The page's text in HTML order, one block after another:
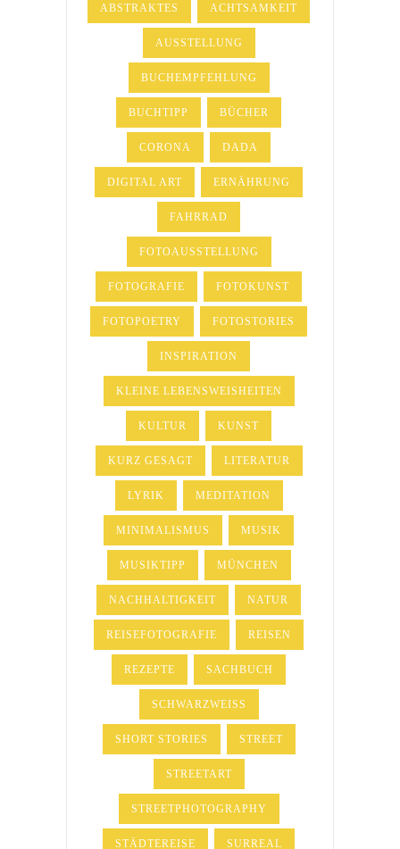
ABSTRAKTES ACHTSAMKEIT
AUSSTELLUNG
BUCHEMPFEHLUNG
BUCHTIPP BÜCHER
CORONA DADA
DIGITAL ART ERNÄHRUNG
FAHRRAD
FOTOAUSSTELLUNG
FOTOGRAFIE FOTOKUNST
FOTOPOETRY FOTOSTORIES
INSPIRATION
KLEINE LEBENSWEISHEITEN
KULTUR KUNST
KURZ GESAGT LITERATUR
LYRIK MEDITATION
MINIMALISMUS MUSIK
MUSIKTIPP MÜNCHEN
NACHHALTIGKEIT NATUR
REISEFOTOGRAFIE REISEN
REZEPTE SACHBUCH
SCHWARZWEISS
SHORT STORIES STREET
STREETART
STREETPHOTOGRAPHY
STÄDTEREISE SURREAL